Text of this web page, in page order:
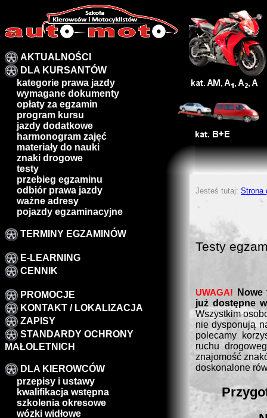
AKTUALNOŚCI
DLA KURSANTÓW
kategorie prawa jazdy
wymagane dokumenty
opłaty za egzamin
program kursu
jazdy dodatkowe
harmonogram zajęć
materiały do nauki
znaki drogowe
testy
przebieg egzaminu
odbiór prawa jazdy
ważne adresy
pojazdy egzaminacyjne
TERMINY EGZAMINÓW
E-LEARNING
CENNIK
PROMOCJE
KONTAKT / LOKALIZACJA
ZAPISY
STANDARDY OCHRONY
MAŁOLETNICH
DLA KIEROWCÓW
przepisy i ustawy
kwalifikacja wstępna
szkolenia okresowe
wózki widłowe
Jesteś tutaj: Strona
Testy
UWAGA!
już dostępne
Wszystkim
nie dysponują
polecamy
ruchu
znajomość
doskonalone